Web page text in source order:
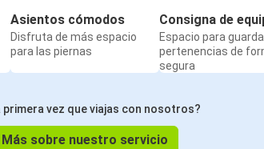
Asientos cómodos
Disfruta de más espacio
para las piernas
Consigna de
Espacio para
pertenencias de
segura
primera vez que viajas con nosotros?
Más sobre nuestro servicio